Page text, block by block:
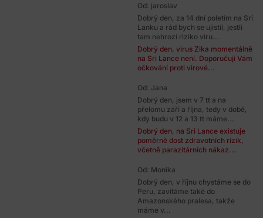
Od: jaroslav
Dobrý den, za 14 dní poletím na Srí
Lanku a rád bych se ujistil, jestli
tam nehrozí riziko viru...
Dobrý den, virus Zika momentálně
na Sri Lance není. Doporučuji Vám
očkování proti virové...
Od: Jana
Dobrý den, jsem v 7 tt a na
přelomu září a října, tedy v době,
kdy budu v 12 a 13 tt máme...
Dobrý den, na Sri Lance existuje
poměrně dost zdravotních rizik,
včetně parazitárních nákaz...
Od: Monika
Dobrý den, v říjnu chystáme se do
Peru, zavítáme také do
Amazonského pralesa, takže
máme v...